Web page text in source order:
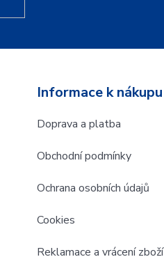
Informace k nákupu
Doprava a platba
Obchodní podmínky
Ochrana osobních údajů
Cookies
Reklamace a vrácení zboží